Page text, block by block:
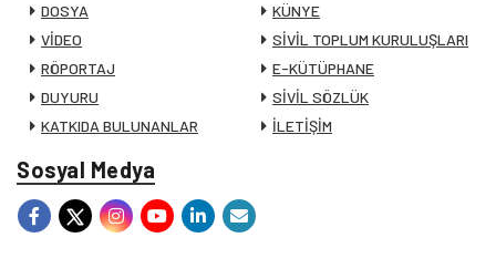
DOSYA
VİDEO
RÖPORTAJ
DUYURU
KATKIDA BULUNANLAR
KÜNYE
SİVİL TOPLUM KURULUŞLARI
E-KÜTÜPHANE
SİVİL SÖZLÜK
İLETİŞİM
Sosyal Medya